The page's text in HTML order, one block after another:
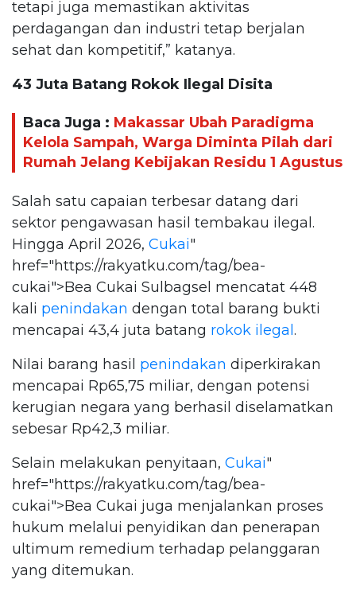
tetapi juga memastikan aktivitas
perdagangan dan industri tetap berjalan
sehat dan kompetitif,” katanya.
43 Juta Batang Rokok Ilegal Disita
Baca Juga : Makassar Ubah Paradigma
Kelola Sampah, Warga Diminta Pilah dari
Rumah Jelang Kebijakan Residu 1 Agustus
Salah satu capaian terbesar datang dari
sektor pengawasan hasil tembakau ilegal.
Hingga April 2026, Cukai"
href="https://rakyatku.com/tag/bea-
cukai">Bea Cukai Sulbagsel mencatat 448
kali penindakan dengan total barang bukti
mencapai 43,4 juta batang rokok ilegal .
Nilai barang hasil penindakan diperkirakan
mencapai Rp65,75 miliar, dengan potensi
kerugian negara yang berhasil diselamatkan
sebesar Rp42,3 miliar.
Selain melakukan penyitaan, Cukai"
href="https://rakyatku.com/tag/bea-
cukai">Bea Cukai juga menjalankan proses
hukum melalui penyidikan dan penerapan
ultimum remedium terhadap pelanggaran
yang ditemukan.